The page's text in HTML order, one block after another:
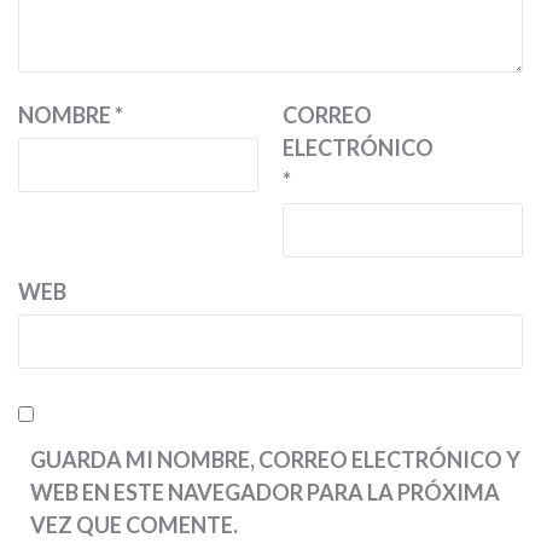
NOMBRE*
CORREO
ELECTRÓNICO
*
WEB
GUARDA MI NOMBRE, CORREO ELECTRÓNICO Y
WEB EN ESTE NAVEGADOR PARA LA PRÓXIMA
VEZ QUE COMENTE.